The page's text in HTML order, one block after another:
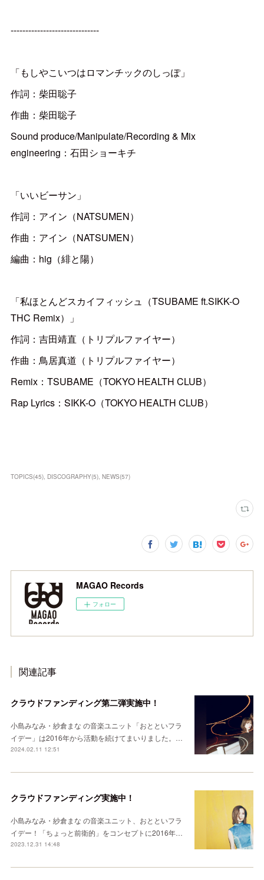
------------------------------
「もしやこいつはロマンチックのしっぽ」
作詞：柴田聡子
作曲：柴田聡子
Sound produce/Manipulate/Recording & Mix
engineering：石田ショーキチ
「いいビーサン」
作詞：アイン（NATSUMEN）
作曲：アイン（NATSUMEN）
編曲：hig（緋と陽）
「私ほとんどスカイフィッシュ（TSUBAME ft.SIKK-O
THC Remix）」
作詞：吉田靖直（トリプルファイヤー）
作曲：鳥居真道（トリプルファイヤー）
Remix：TSUBAME（TOKYO HEALTH CLUB）
Rap Lyrics：SIKK-O（TOKYO HEALTH CLUB）
TOPICS(45) DISCOGRAPHY(5) NEWS(57)
MAGAO Records
フォロー
関連記事
クラウドファンディング第二弾実施中！
小島みなみ・紗倉まな の音楽ユニット「おとといフラ
イデー」は2016年から活動を続けてまいりました。…
2024.02.11 12:51
クラウドファンディング実施中！
小島みなみ・紗倉まな の音楽ユニット、おとといフラ
イデー！「ちょっと前衛的」をコンセプトに2016年…
2023.12.31 14:48